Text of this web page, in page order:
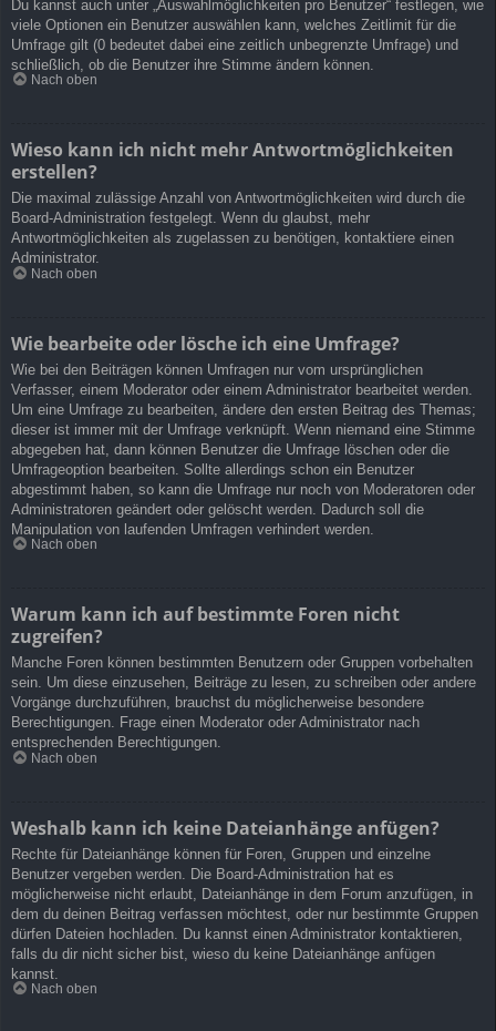
Du kannst auch unter „Auswahlmöglichkeiten pro Benutzer“ festlegen, wie
viele Optionen ein Benutzer auswählen kann, welches Zeitlimit für die
Umfrage gilt (0 bedeutet dabei eine zeitlich unbegrenzte Umfrage) und
schließlich, ob die Benutzer ihre Stimme ändern können.
Nach oben
Wieso kann ich nicht mehr Antwortmöglichkeiten
erstellen?
Die maximal zulässige Anzahl von Antwortmöglichkeiten wird durch die
Board-Administration festgelegt. Wenn du glaubst, mehr
Antwortmöglichkeiten als zugelassen zu benötigen, kontaktiere einen
Administrator.
Nach oben
Wie bearbeite oder lösche ich eine Umfrage?
Wie bei den Beiträgen können Umfragen nur vom ursprünglichen
Verfasser, einem Moderator oder einem Administrator bearbeitet werden.
Um eine Umfrage zu bearbeiten, ändere den ersten Beitrag des Themas;
dieser ist immer mit der Umfrage verknüpft. Wenn niemand eine Stimme
abgegeben hat, dann können Benutzer die Umfrage löschen oder die
Umfrageoption bearbeiten. Sollte allerdings schon ein Benutzer
abgestimmt haben, so kann die Umfrage nur noch von Moderatoren oder
Administratoren geändert oder gelöscht werden. Dadurch soll die
Manipulation von laufenden Umfragen verhindert werden.
Nach oben
Warum kann ich auf bestimmte Foren nicht
zugreifen?
Manche Foren können bestimmten Benutzern oder Gruppen vorbehalten
sein. Um diese einzusehen, Beiträge zu lesen, zu schreiben oder andere
Vorgänge durchzuführen, brauchst du möglicherweise besondere
Berechtigungen. Frage einen Moderator oder Administrator nach
entsprechenden Berechtigungen.
Nach oben
Weshalb kann ich keine Dateianhänge anfügen?
Rechte für Dateianhänge können für Foren, Gruppen und einzelne
Benutzer vergeben werden. Die Board-Administration hat es
möglicherweise nicht erlaubt, Dateianhänge in dem Forum anzufügen, in
dem du deinen Beitrag verfassen möchtest, oder nur bestimmte Gruppen
dürfen Dateien hochladen. Du kannst einen Administrator kontaktieren,
falls du dir nicht sicher bist, wieso du keine Dateianhänge anfügen
kannst.
Nach oben